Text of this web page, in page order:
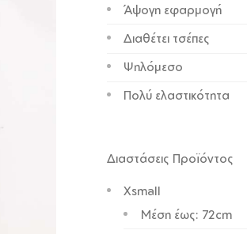
Άψογη εφαρμογή
Διαθέτει τσέπες
Ψηλόμεσο
Πολύ ελαστικότητα
Διαστάσεις Προϊόντος
Xsmall
Μέση έως: 72cm